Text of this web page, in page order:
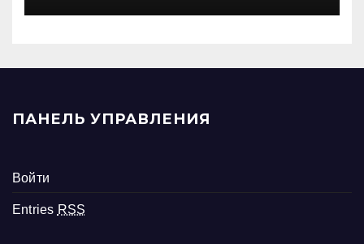
ПАНЕЛЬ УПРАВЛЕНИЯ
Войти
Entries RSS